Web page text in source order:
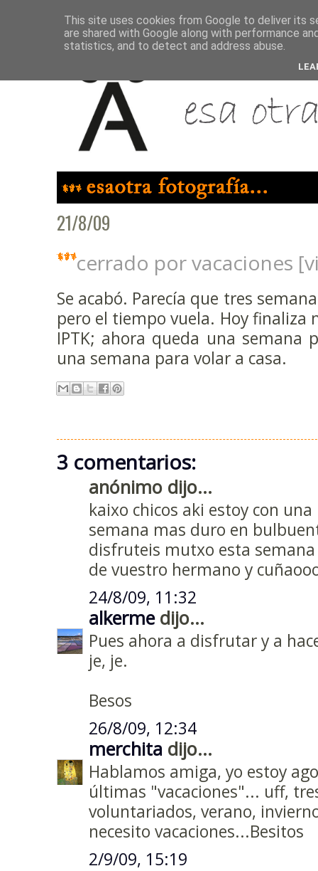
21/8/09
cerrado por vacaciones
Se acabó. Parecía que tres
pero el tiempo vuela. Hoy finaliza
IPTK; ahora queda una semana
una semana para volar a casa.
3 comentarios:
anónimo dijo...
kaixo chicos aki estoy con
semana mas duro en
disfruteis mutxo esta
de vuestro hermano y
24/8/09, 11:32
alkermedijo...
Pues ahora a disfrutar y a
je, je.
Besos
26/8/09, 12:34
merchita dijo...
Hablamos amiga, yo estoy
últimas "vacaciones"... uff,
voluntariados, verano,
necesito vacaciones...Besitos
2/9/09, 15:19
This site uses cookies from Google to deliver its
are shared with Google along with performance
statistics, and to detect and address abuse.